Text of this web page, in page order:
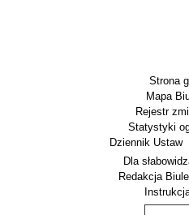
Strona
Mapa
Rejestr
Statystyki
Dziennik Ustaw
Menu dodatkowe
Dla
Redakcja